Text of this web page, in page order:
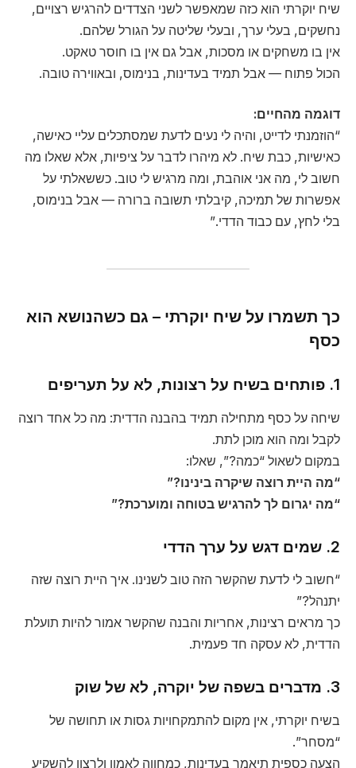
שיח יוקרתי הוא כזה שמאפשר לשני הצדדים להרגיש רצויים,
נחשקים, בעלי ערך, ובעלי שליטה על הגורל שלהם.
אין בו משחקים או מסכות, אבל גם אין בו חוסר טאקט.
הכול פתוח — אבל תמיד בעדינות, בנימוס, ובאווירה טובה.
דוגמה מהחיים:
“הוזמנתי לדייט, והיה לי נעים לדעת שמסתכלים עליי כאישה,
כאישיות, כבת שיח. לא מיהרו לדבר על ציפיות, אלא שאלו מה
חשוב לי, מה אני אוהבת, ומה מרגיש לי טוב. כששאלתי על
אפשרות של תמיכה, קיבלתי תשובה ברורה — אבל בנימוס,
בלי לחץ, עם כבוד הדדי.”
כך תשמרו על שיח יוקרתי – גם כשהנושא הוא
כסף
1. פותחים בשיח על רצונות, לא על תעריפים
שיחה על כסף מתחילה תמיד בהבנה הדדית: מה כל אחד רוצה
לקבל ומה הוא מוכן לתת.
במקום לשאול “כמה?”, שאלו:
“מה היית רוצה שיקרה בינינו?”
“מה יגרום לך להרגיש בטוחה ומוערכת?”
2. שמים דגש על ערך הדדי
“חשוב לי לדעת שהקשר הזה טוב לשנינו. איך היית רוצה שזה
יתנהל?”
כך מראים רצינות, אחריות והבנה שהקשר אמור להיות תועלת
הדדית, לא עסקה חד פעמית.
3. מדברים בשפה של יוקרה, לא של שוק
בשיח יוקרתי, אין מקום להתמקחויות גסות או תחושה של
“מסחר”.
הצעה כספית תיאמר בעדינות, כמחווה לאמון ולרצון להשקיע